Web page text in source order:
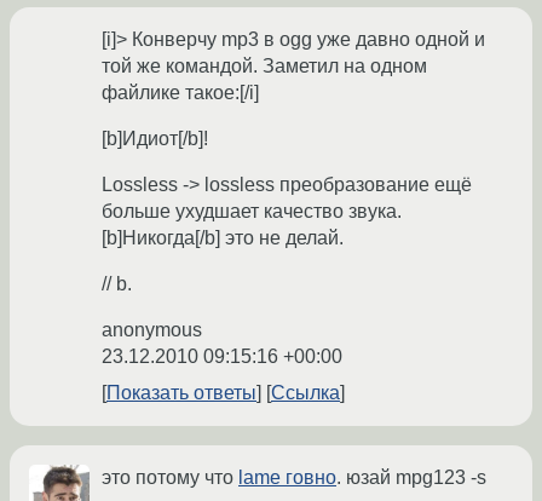
[i]> Конверчу mp3 в ogg уже давно одной и
той же командой. Заметил на одном
файлике такое:[/i]
[b]Идиот[/b]!
Lossless -> lossless преобразование ещё
больше ухудшает качество звука.
[b]Никогда[/b] это не делай.
// b.
anonymous
23.12.2010 09:15:16 +00:00
Показать ответы
Ссылка
это потому что lame говно. юзай mpg123 -s